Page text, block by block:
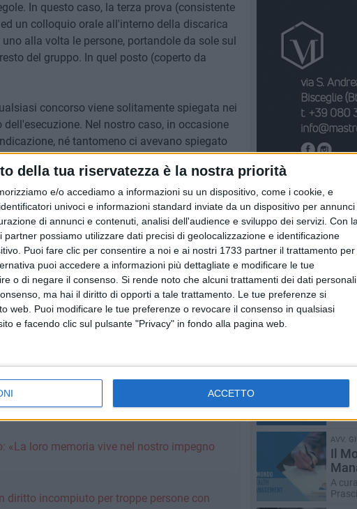
della tua riservatezza è la nostra priorità
e/o accediamo a informazioni su un dispositivo, come i cookie, e
univoci e informazioni standard inviate da un dispositivo per annunci
di annunci e contenuti, analisi dell'audience e sviluppo dei servizi. Con la
possiamo utilizzare dati precisi di geolocalizzazione e identificazione
Puoi fare clic per consentire a noi e ai nostri 1733 partner il trattamento per
puoi accedere a informazioni più dettagliate e modificare le tue
o di negare il consenso. Si rende noto che alcuni trattamenti dei dati personali
ma hai il diritto di opporti a tale trattamento. Le tue preferenze si
web. Puoi modificare le tue preferenze o revocare il consenso in qualsiasi
e facendo clic sul pulsante "Privacy" in fondo alla pagina web.
ACCETTO
In questo caso, la terza prova (consistente
un colloquio orale all'interno della discarica
alla volta le persone, portandole da sole sul
del gruppo. In quel posto (coperto da
concorso viene solitamente spiegata nei
Nel nostro caso, in occasione
né tantomeno ci avevano spiegato
tanti dettagli che dimostrano i legittimi dubbi
Trani»: la lettera di una figlia
il grido d’allarme dalla zona nord
«La loro memoria vive nel nostro impegno
diritto incompiuto per troppe persone con
RUBRICHE AGGIORNATE
A
LUCIA
Le
La
cura
T-
AVV.
Il
A